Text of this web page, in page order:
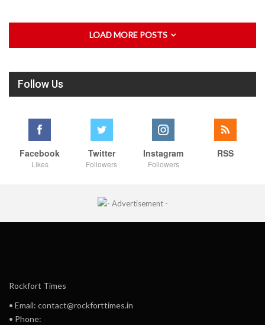
LOAD MORE POSTS
Follow Us
Facebook
Likes
Twitter
Followers
Instagram
Followers
RSS
Rockfort Times
• Email: contact@rockforttimes.in
• Phone: